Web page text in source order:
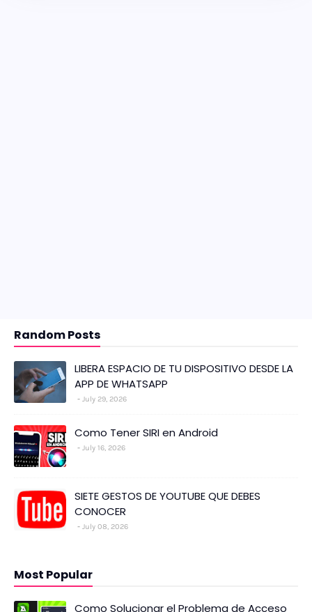
Random Posts
LIBERA ESPACIO DE TU DISPOSITIVO DESDE LA
APP DE WHATSAPP
July 29, 2026
Como Tener SIRI en Android
July 16, 2026
SIETE GESTOS DE YOUTUBE QUE DEBES
CONOCER
July 08, 2026
Most Popular
Como Solucionar el Problema de Acceso